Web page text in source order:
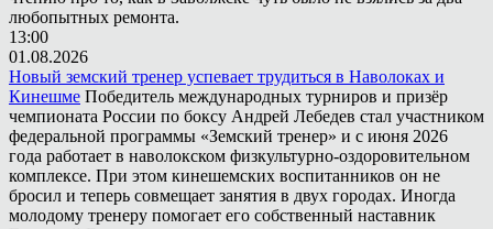
любопытных ремонта.
13:00
01.08.2026
Новый земский тренер успевает трудиться в Наволоках и
Кинешме Победитель международных турниров и призёр
чемпионата России по боксу Андрей Лебедев стал участником
федеральной программы «Земский тренер» и с июня 2026
года работает в наволокском физкультурно-оздоровительном
комплексе. При этом кинешемских воспитанников он не
бросил и теперь совмещает занятия в двух городах. Иногда
молодому тренеру помогает его собственный наставник